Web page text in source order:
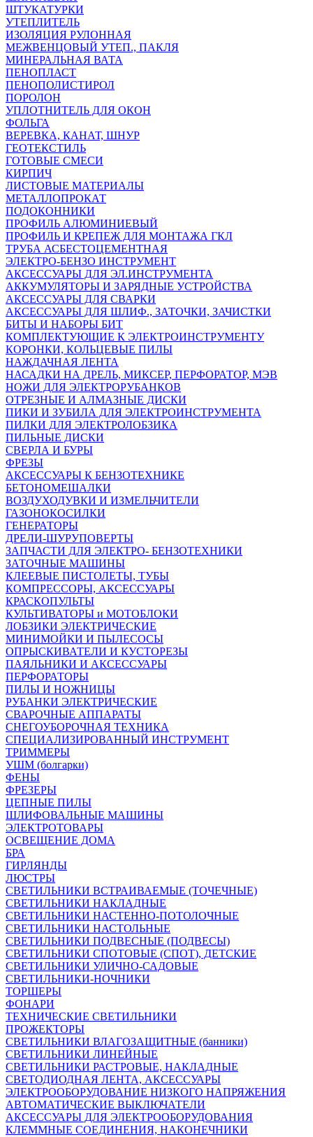
ШТУКАТУРКИ
УТЕПЛИТЕЛЬ
ИЗОЛЯЦИЯ РУЛОННАЯ
МЕЖВЕНЦОВЫЙ УТЕП., ПАКЛЯ
МИНЕРАЛЬНАЯ ВАТА
ПЕНОПЛАСТ
ПЕНОПОЛИСТИРОЛ
ПОРОЛОН
УПЛОТНИТЕЛЬ ДЛЯ ОКОН
ФОЛЬГА
ВЕРЕВКА, КАНАТ, ШНУР
ГЕОТЕКСТИЛЬ
ГОТОВЫЕ СМЕСИ
КИРПИЧ
ЛИСТОВЫЕ МАТЕРИАЛЫ
МЕТАЛЛОПРОКАТ
ПОДОКОННИКИ
ПРОФИЛЬ АЛЮМИНИЕВЫЙ
ПРОФИЛЬ И КРЕПЕЖ ДЛЯ МОНТАЖА ГКЛ
ТРУБА АСБЕСТОЦЕМЕНТНАЯ
ЭЛЕКТРО-БЕНЗО ИНСТРУМЕНТ
АКСЕССУАРЫ ДЛЯ ЭЛ.ИНСТРУМЕНТА
АККУМУЛЯТОРЫ И ЗАРЯДНЫЕ УСТРОЙСТВА
АКСЕССУАРЫ ДЛЯ СВАРКИ
АКСЕССУАРЫ ДЛЯ ШЛИФ., ЗАТОЧКИ, ЗАЧИСТКИ
БИТЫ И НАБОРЫ БИТ
КОМПЛЕКТУЮЩИЕ К ЭЛЕКТРОИНСТРУМЕНТУ
КОРОНКИ, КОЛЬЦЕВЫЕ ПИЛЫ
НАЖДАЧНАЯ ЛЕНТА
НАСАДКИ НА ДРЕЛЬ, МИКСЕР, ПЕРФОРАТОР, МЭВ
НОЖИ ДЛЯ ЭЛЕКТРОРУБАНКОВ
ОТРЕЗНЫЕ И АЛМАЗНЫЕ ДИСКИ
ПИКИ И ЗУБИЛА ДЛЯ ЭЛЕКТРОИНСТРУМЕНТА
ПИЛКИ ДЛЯ ЭЛЕКТРОЛОБЗИКА
ПИЛЬНЫЕ ДИСКИ
СВЕРЛА И БУРЫ
ФРЕЗЫ
АКСЕССУАРЫ К БЕНЗОТЕХНИКЕ
БЕТОНОМЕШАЛКИ
ВОЗДУХОДУВКИ И ИЗМЕЛЬЧИТЕЛИ
ГАЗОНОКОСИЛКИ
ГЕНЕРАТОРЫ
ДРЕЛИ-ШУРУПОВЕРТЫ
ЗАПЧАСТИ ДЛЯ ЭЛЕКТРО- БЕНЗОТЕХНИКИ
ЗАТОЧНЫЕ МАШИНЫ
КЛЕЕВЫЕ ПИСТОЛЕТЫ, ТУБЫ
КОМПРЕССОРЫ, АКСЕССУАРЫ
КРАСКОПУЛЬТЫ
КУЛЬТИВАТОРЫ и МОТОБЛОКИ
ЛОБЗИКИ ЭЛЕКТРИЧЕСКИЕ
МИНИМОЙКИ И ПЫЛЕСОСЫ
ОПРЫСКИВАТЕЛИ И КУСТОРЕЗЫ
ПАЯЛЬНИКИ И АКСЕССУАРЫ
ПЕРФОРАТОРЫ
ПИЛЫ И НОЖНИЦЫ
РУБАНКИ ЭЛЕКТРИЧЕСКИЕ
СВАРОЧНЫЕ АППАРАТЫ
СНЕГОУБОРОЧНАЯ ТЕХНИКА
СПЕЦИАЛИЗИРОВАННЫЙ ИНСТРУМЕНТ
ТРИММЕРЫ
УШМ (болгарки)
ФЕНЫ
ФРЕЗЕРЫ
ЦЕПНЫЕ ПИЛЫ
ШЛИФОВАЛЬНЫЕ МАШИНЫ
ЭЛЕКТРОТОВАРЫ
ОСВЕЩЕНИЕ ДОМА
БРА
ГИРЛЯНДЫ
ЛЮСТРЫ
СВЕТИЛЬНИКИ ВСТРАИВАЕМЫЕ (ТОЧЕЧНЫЕ)
СВЕТИЛЬНИКИ НАКЛАДНЫЕ
СВЕТИЛЬНИКИ НАСТЕННО-ПОТОЛОЧНЫЕ
СВЕТИЛЬНИКИ НАСТОЛЬНЫЕ
СВЕТИЛЬНИКИ ПОДВЕСНЫЕ (ПОДВЕСЫ)
СВЕТИЛЬНИКИ СПОТОВЫЕ (СПОТ), ДЕТСКИЕ
СВЕТИЛЬНИКИ УЛИЧНО-САДОВЫЕ
СВЕТИЛЬНИКИ-НОЧНИКИ
ТОРШЕРЫ
ФОНАРИ
ТЕХНИЧЕСКИЕ СВЕТИЛЬНИКИ
ПРОЖЕКТОРЫ
СВЕТИЛЬНИКИ ВЛАГОЗАЩИТНЫЕ (банники)
СВЕТИЛЬНИКИ ЛИНЕЙНЫЕ
СВЕТИЛЬНИКИ РАСТРОВЫЕ, НАКЛАДНЫЕ
СВЕТОДИОДНАЯ ЛЕНТА, АКСЕССУАРЫ
ЭЛЕКТРООБОРУДОВАНИЕ НИЗКОГО НАПРЯЖЕНИЯ
АВТОМАТИЧЕСКИЕ ВЫКЛЮЧАТЕЛИ
АКСЕССУАРЫ ДЛЯ ЭЛЕКТРООБОРУДОВАНИЯ
КЛЕММНЫЕ СОЕДИНЕНИЯ, НАКОНЕЧНИКИ